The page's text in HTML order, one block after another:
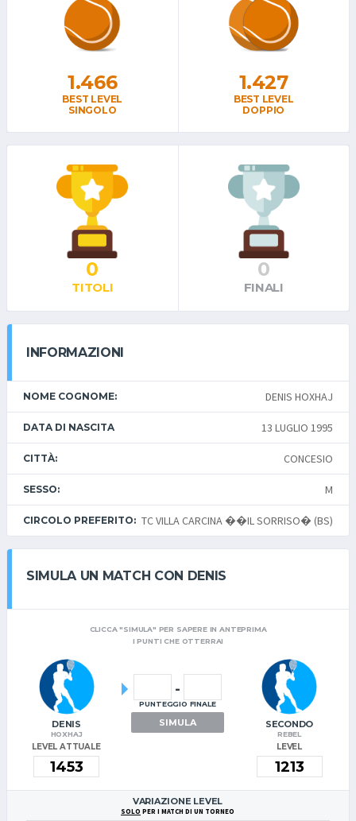
1.466
BEST LEVEL
SINGOLO
1.427
BEST LEVEL
DOPPIO
0
TITOLI
0
FINALI
INFORMAZIONI
NOME COGNOME: DENIS HOXHAJ
DATA DI NASCITA 13 LUGLIO 1995
CITTÀ: CONCESIO
SESSO: M
CIRCOLO PREFERITO: TC VILLA CARCINA ��IL SORRISO� (BS)
SIMULA UN MATCH CON DENIS
CLICCA "SIMULA" PER SAPERE IN ANTEPRIMA
I PUNTI CHE OTTERRAI
DENIS
HOXHAJ
LEVEL ATTUALE
-
PUNTEGGIO FINALE
SIMULA SECONDO
REBEL
LEVEL
VARIAZIONE LEVEL
SOLO PER I MATCH DI UN TORNEO